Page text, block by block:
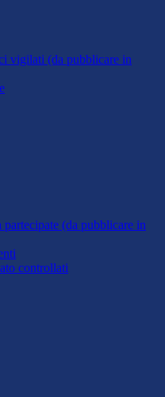
vigilati (da pubblicare in
partecipate (da pubblicare in
controllati